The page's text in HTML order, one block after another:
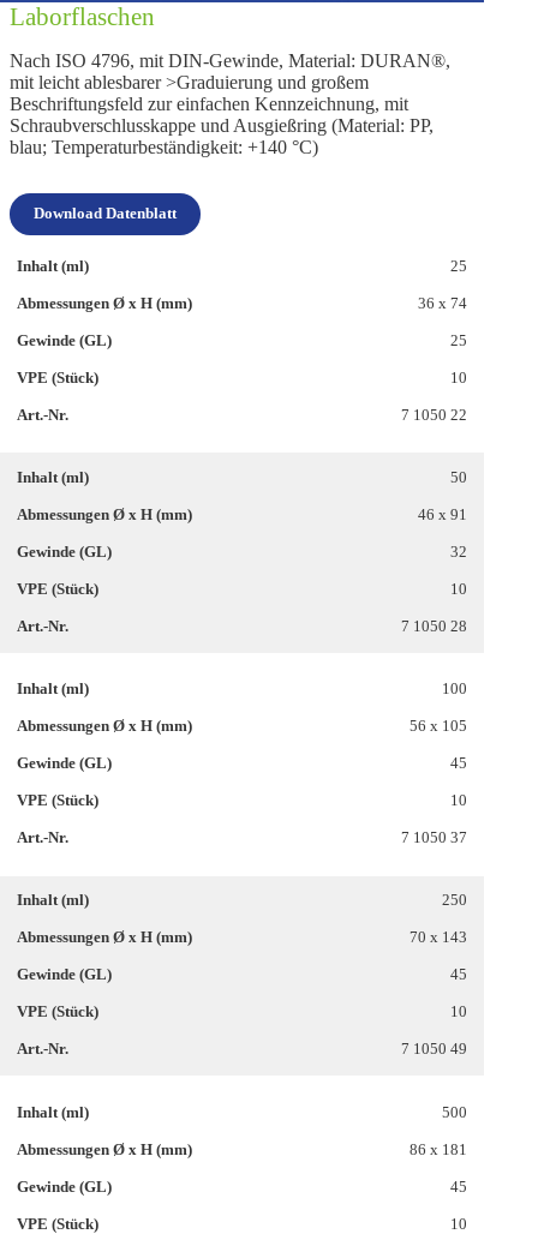
Laborflaschen
Nach ISO 4796, mit DIN-Gewinde, Material: DURAN®,
mit leicht ablesbarer >Graduierung und großem
Beschriftungsfeld zur einfachen Kennzeichnung, mit
Schraubverschlusskappe und Ausgießring (Material: PP,
blau; Temperaturbeständigkeit: +140 °C)
Download Datenblatt
25
36 x 74
25
10
7 1050 22
50
46 x 91
32
10
7 1050 28
100
56 x 105
45
10
7 1050 37
250
70 x 143
45
10
7 1050 49
500
86 x 181
45
10